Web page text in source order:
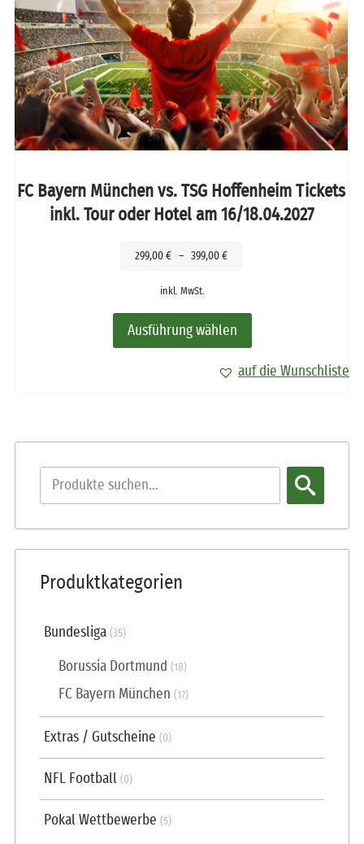
FC Bayern München vs. TSG Hoffenheim Tickets
inkl. Tour oder Hotel am 16/18.04.2027
299,00 € – 399,00 €
inkl. MwSt.
Ausführung wählen
auf die Wunschliste
Produktkategorien
Bundesliga (35)
Borussia Dortmund (18)
FC Bayern München (17)
Extras / Gutscheine (0)
NFL Football (0)
Pokal Wettbewerbe (5)